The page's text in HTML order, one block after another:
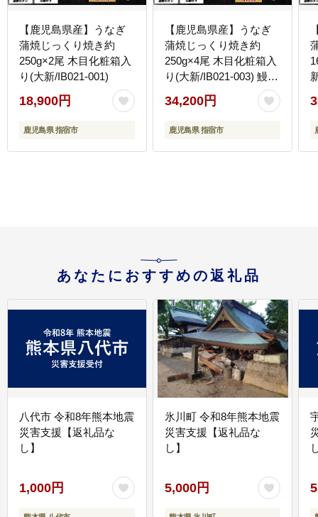
【鹿児島県産】うなぎ
蒲焼じっくり焼き約
250g×2尾 木目化粧箱入
り(大新/IB021-001)
18,900円
鹿児島県 指宿市
【鹿児島県産】うなぎ
蒲焼じっくり焼き約
250g×4尾 木目化粧箱入
り(大新/IB021-003) 鰻
蒲焼 国産 丑の日 うな重
無頭 ギフト ふっくら 小
分け レンジ 簡単
34,200円
鹿児島県 指宿市
あなたにおすすめの返礼品
八代市 令和8年熊本地震
災害支援【返礼品な
し】
1,000円
氷川町 令和8年熊本地震
災害支援【返礼品な
し】
5,000円